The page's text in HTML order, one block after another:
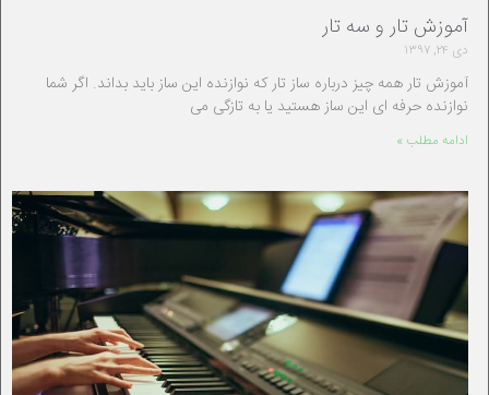
آموزش تار و سه تار
دی ۲۴, ۱۳۹۷
آموزش تار همه چیز درباره ساز تار که نوازنده این ساز باید بداند. اگر شما
نوازنده حرفه ای این ساز هستید یا به تازگی می
ادامه مطلب »